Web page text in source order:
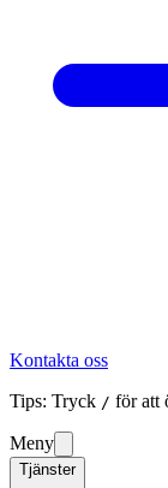
Kontakta oss
Tips: Tryck / för att
Meny
Tjänster